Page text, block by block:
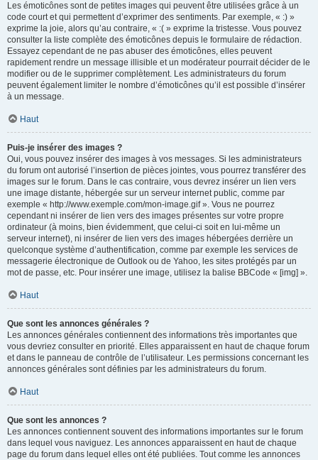
Les émoticônes sont de petites images qui peuvent être utilisées grâce à un
code court et qui permettent d’exprimer des sentiments. Par exemple, « :) »
exprime la joie, alors qu’au contraire, « :( » exprime la tristesse. Vous pouvez
consulter la liste complète des émoticônes depuis le formulaire de rédaction.
Essayez cependant de ne pas abuser des émoticônes, elles peuvent
rapidement rendre un message illisible et un modérateur pourrait décider de le
modifier ou de le supprimer complètement. Les administrateurs du forum
peuvent également limiter le nombre d’émoticônes qu’il est possible d’insérer
à un message.
Haut
Puis-je insérer des images ?
Oui, vous pouvez insérer des images à vos messages. Si les administrateurs
du forum ont autorisé l’insertion de pièces jointes, vous pourrez transférer des
images sur le forum. Dans le cas contraire, vous devrez insérer un lien vers
une image distante, hébergée sur un serveur internet public, comme par
exemple « http://www.exemple.com/mon-image.gif ». Vous ne pourrez
cependant ni insérer de lien vers des images présentes sur votre propre
ordinateur (à moins, bien évidemment, que celui-ci soit en lui-même un
serveur internet), ni insérer de lien vers des images hébergées derrière un
quelconque système d’authentification, comme par exemple les services de
messagerie électronique de Outlook ou de Yahoo, les sites protégés par un
mot de passe, etc. Pour insérer une image, utilisez la balise BBCode « [img] ».
Haut
Que sont les annonces générales ?
Les annonces générales contiennent des informations très importantes que
vous devriez consulter en priorité. Elles apparaissent en haut de chaque forum
et dans le panneau de contrôle de l’utilisateur. Les permissions concernant les
annonces générales sont définies par les administrateurs du forum.
Haut
Que sont les annonces ?
Les annonces contiennent souvent des informations importantes sur le forum
dans lequel vous naviguez. Les annonces apparaissent en haut de chaque
page du forum dans lequel elles ont été publiées. Tout comme les annonces